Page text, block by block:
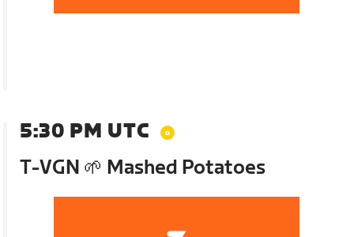
5:30 PM UTC
T-VGN 🌱 Mashed Potatoes